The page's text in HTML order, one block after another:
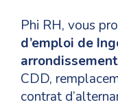
Phi RH, vous
d’emploi de
arrondissement
CDD,
contrat